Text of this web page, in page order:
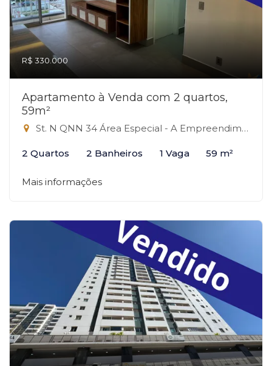
R$ 330.000
Apartamento à Venda com 2 quartos,
59m²
St. N QNN 34 Área Especial - A Empreendimento, 34 - QNN, Ceilândia-DF
2 Quartos 2 Banheiros 1 Vaga 59 m²
Mais informações